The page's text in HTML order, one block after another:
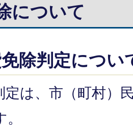
について
除判定につい
定は、市（町村）